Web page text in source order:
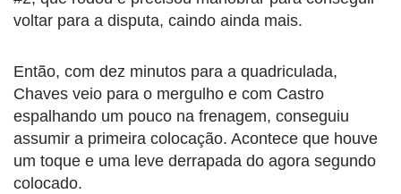
voltar para a disputa, caindo ainda mais.
Então, com dez minutos para a quadriculada,
Chaves veio para o mergulho e com Castro
espalhando um pouco na frenagem, conseguiu
assumir a primeira colocação. Acontece que houve
um toque e uma leve derrapada do agora segundo
colocado.